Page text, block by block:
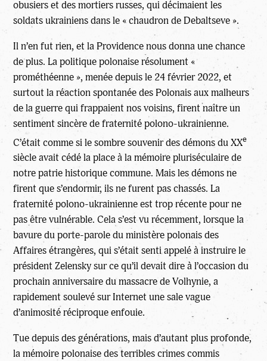
obusiers et des mortiers russes, qui décimaient les
soldats ukrainiens dans le « chaudron de Debaltseve ».
Il n’en fut rien, et la Providence nous donna une chance
de plus. La politique polonaise résolument «
prométhéenne », menée depuis le 24 février 2022, et
surtout la réaction spontanée des Polonais aux malheurs
de la guerre qui frappaient nos voisins, firent naître un
sentiment sincère de fraternité polono-ukrainienne.
C’était comme si le sombre souvenir des démons du XXe
siècle avait cédé la place à la mémoire pluriséculaire de
notre patrie historique commune. Mais les démons ne
firent que s’endormir, ils ne furent pas chassés. La
fraternité polono-ukrainienne est trop récente pour ne
pas être vulnérable. Cela s’est vu récemment, lorsque la
bavure du porte-parole du ministère polonais des
Affaires étrangères, qui s’était senti appelé à instruire le
président Zelensky sur ce qu’il devait dire à l’occasion du
prochain anniversaire du massacre de Volhynie, a
rapidement soulevé sur Internet une sale vague
d’animosité réciproque enfouie.
Tue depuis des générations, mais d’autant plus profonde,
la mémoire polonaise des terribles crimes commis